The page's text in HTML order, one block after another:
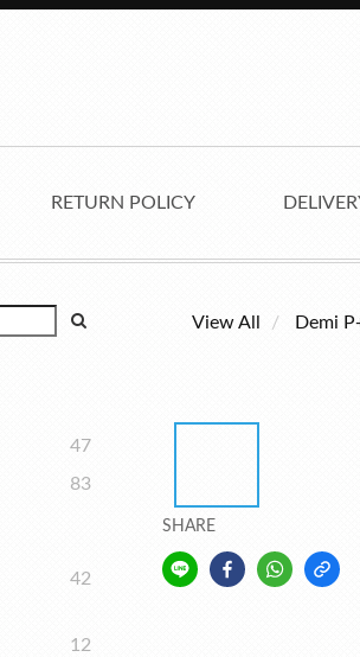
RETURN POLICY
47
83
42
12
View All Demi
SHARE